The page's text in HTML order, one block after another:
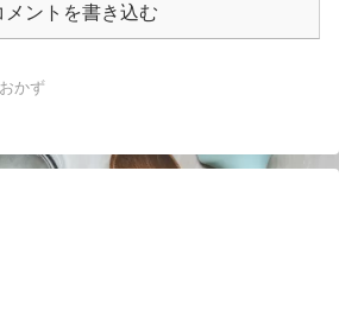
メントを書き込む
かず